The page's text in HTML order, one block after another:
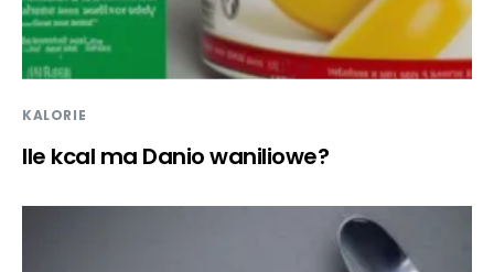
KALORIE
Ile kcal ma Danio waniliowe?